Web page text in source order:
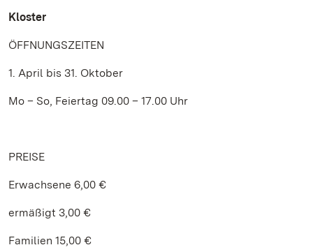
Kloster
ÖFFNUNGSZEITEN
1. April bis 31. Oktober
Mo – So, Feiertag 09.00 – 17.00 Uhr
PREISE
Erwachsene 6,00 €
ermäßigt 3,00 €
Familien 15,00 €